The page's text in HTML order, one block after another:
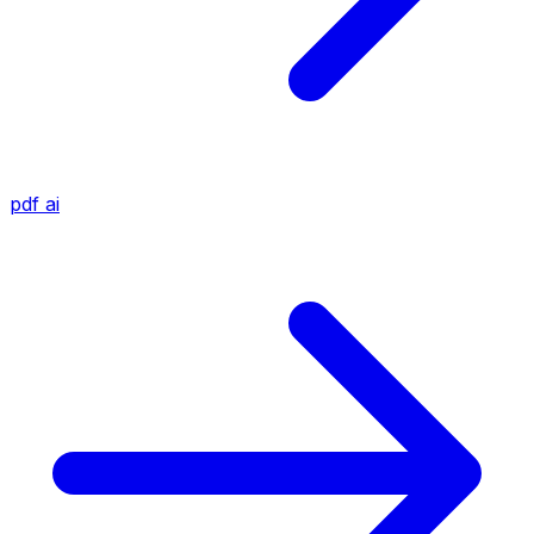
pdf ai